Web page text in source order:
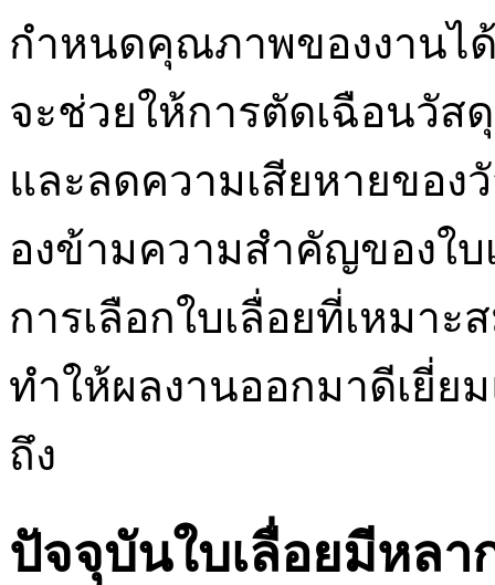
กำหนดคุณภาพของงานได้
จะช่วยให้การตัดเฉือนวัส
และลดความเสียหายของ
องข้ามความสำคัญของใบ
การเลือกใบเลื่อยที่เหมา
ทำให้ผลงานออกมาดีเยี่ย
ถึง
ปัจจุบันใบเลื่อยมีหลา